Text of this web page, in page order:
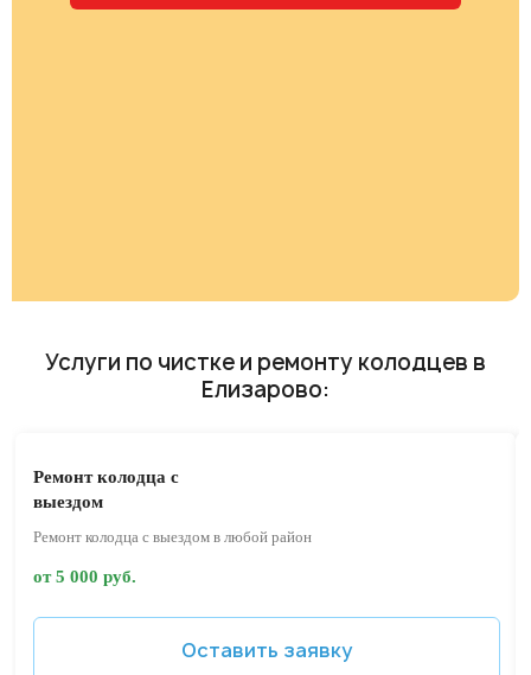
Услуги по чистке и ремонту колодцев в
Елизарово:
Ремонт колодца с
выездом
Ремонт колодца с выездом в любой район
от 5 000 руб.
Оставить заявку